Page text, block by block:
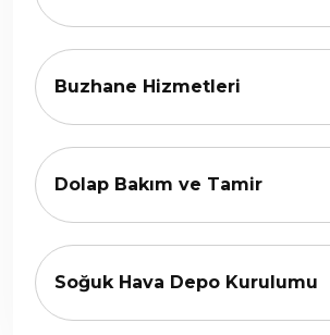
Buzhane Hizmetleri
Dolap Bakım ve Tamir
Soğuk Hava Depo Kurulumu